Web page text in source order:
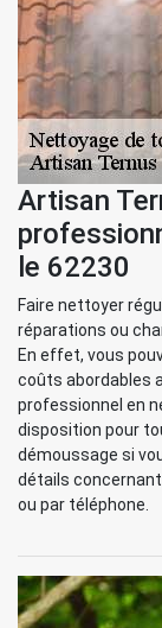
Artisan
le 62230
Faire nettoyer
réparations ou
En effet, vous
coûts abordables
professionnel en
disposition pour
démoussage si
détails
ou par téléphone.